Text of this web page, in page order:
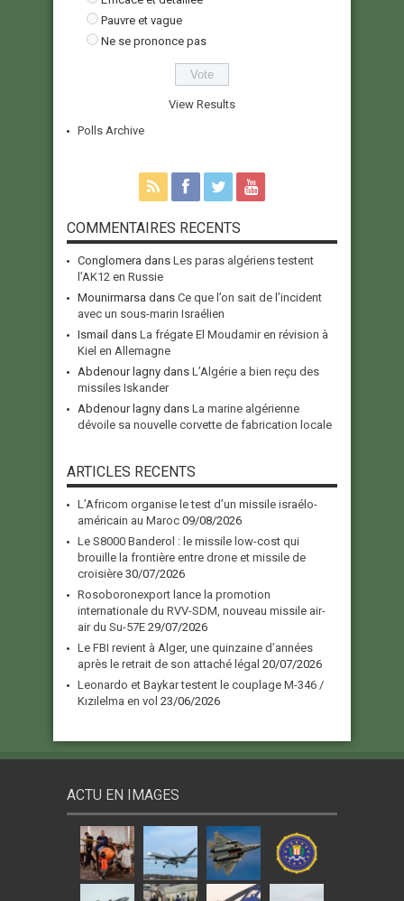
Pauvre et vague
Ne se prononce pas
View Results
Polls Archive
COMMENTAIRES RECENTS
Conglomera dans Les paras algériens testent
l’AK12 en Russie
Mounirmarsa dans Ce que l’on sait de l’incident
avec un sous-marin Israélien
Ismail dans La frégate El Moudamir en révision à
Kiel en Allemagne
Abdenour lagny dans L’Algérie a bien reçu des
missiles Iskander
Abdenour lagny dans La marine algérienne
dévoile sa nouvelle corvette de fabrication locale
ARTICLES RECENTS
L’Africom organise le test d’un missile israélo-
américain au Maroc 09/08/2026
Le S8000 Banderol : le missile low-cost qui
brouille la frontière entre drone et missile de
croisière 30/07/2026
Rosoboronexport lance la promotion
internationale du RVV-SDM, nouveau missile air-
air du Su-57E 29/07/2026
Le FBI revient à Alger, une quinzaine d’années
après le retrait de son attaché légal 20/07/2026
Leonardo et Baykar testent le couplage M-346 /
Kızılelma en vol 23/06/2026
ACTU EN IMAGES